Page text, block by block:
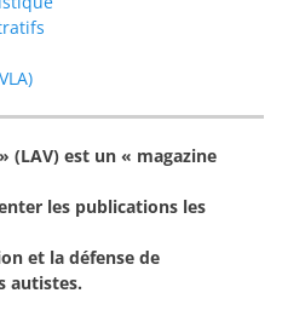
(LAV) est un « magazine
les publications les
et la défense de
autistes.